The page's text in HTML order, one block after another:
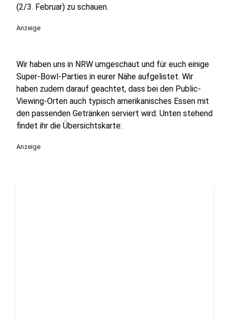
(2/3. Februar) zu schauen.
Anzeige
Wir haben uns in NRW umgeschaut und für euch einige
Super-Bowl-Parties in eurer Nähe aufgelistet. Wir
haben zudem darauf geachtet, dass bei den Public-
Viewing-Orten auch typisch amerikanisches Essen mit
den passenden Getränken serviert wird. Unten stehend
findet ihr die Übersichtskarte:
Anzeige